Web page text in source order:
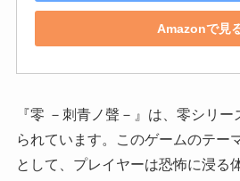
Amazonで見
『零 －刺青ノ聲－』は、零シリ
られています。このゲームのテー
として、プレイヤーは恐怖に浸る